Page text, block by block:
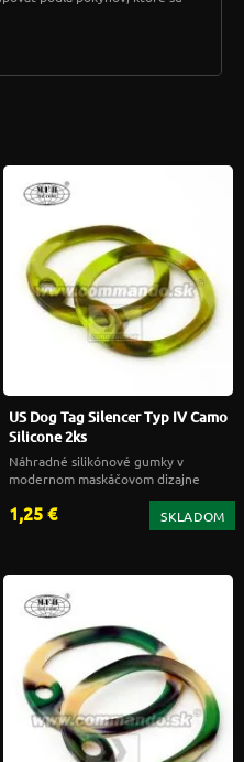
US Dog Tag Silencer Typ IV Camo
Silicone 2ks
Náhradné silikónové gumky v
modernom maskáčovom dizajne
1,25 € SKLADOM